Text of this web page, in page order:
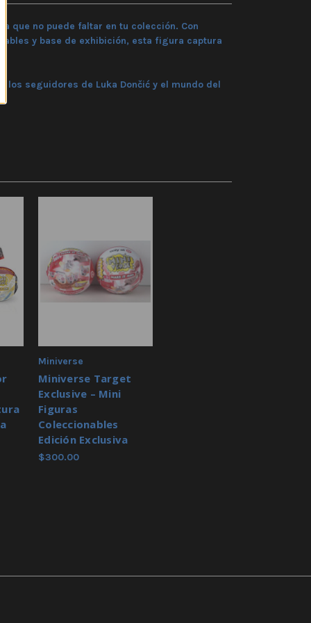
que no puede faltar en tu colección. Con
y base de exhibición, esta figura captura
los seguidores de Luka Dončić y el mundo del
Miniverse
Miniverse Target
Exclusive – Mini
Figuras
Coleccionables
Edición Exclusiva
$300.00